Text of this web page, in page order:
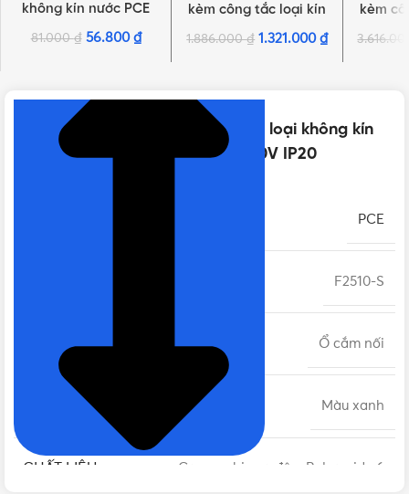
không kín nước PCE
F1050-0B | 2P+E 16A
250V IP54
81.000₫ 56.800 ₫
kèm công tắc loại kín
nước PCE F61132-6 | 3P
16A 230V 6H IP67
1.886.000₫ 1.321.000₫
kèm
Thông số kỹ thuật của Ổ cắm nối loại không kín
nước PCE F2510-S | 2P+E 16A 250V IP20
PCE
F2510-S
Ổ cắm nối
MÀU SẮC Màu xanh
CHẤT LIỆU Cao su chịu va đập, Polyamide 6
NHẤN ĐỂ XEM TIẾP (THU GỌN)